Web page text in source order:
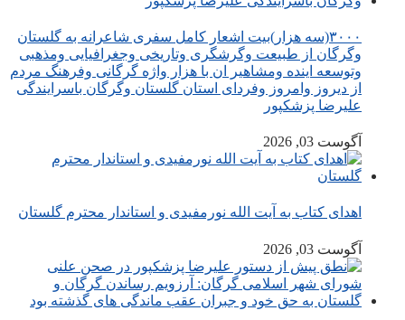
۳۰۰۰(سه هزار)بیت اشعار کامل سفری شاعرانه به گلستان
وگرگان از طبیعت وگرشگری وتاریخی وجغرافیایی ومذهبی
وتوسعه اینده ومشاهیر ان با هزار واژه گرگانی وفرهنگ مردم
از دیروز وامروز وفردای استان گلستان وگرگان باسرایندگی
علیرضا پزشکپور
آگوست 03, 2026
اهدای کتاب به آیت الله نورمفیدی و استاندار محترم گلستان
آگوست 03, 2026